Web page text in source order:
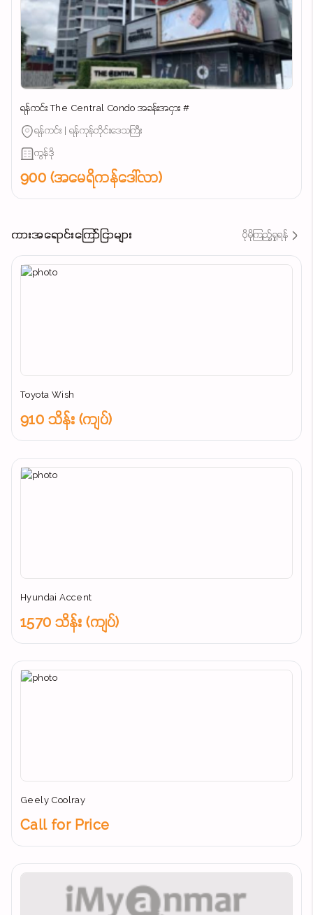
ရန်ကင်း The Central Condo အခန်းအငှား #
ရန်ကင်း | ရန်ကုန်တိုင်းဒေသကြီး
ကွန်ဒို
900 (အမေရိကန်ဒေါ်လာ)
ကားအရောင်းကြော်ငြာများ ပိုမိုကြည့်ရှုရန်
Toyota Wish
910 သိန်း (ကျပ်)
Hyundai Accent
1570 သိန်း (ကျပ်)
Geely Coolray
Call for Price